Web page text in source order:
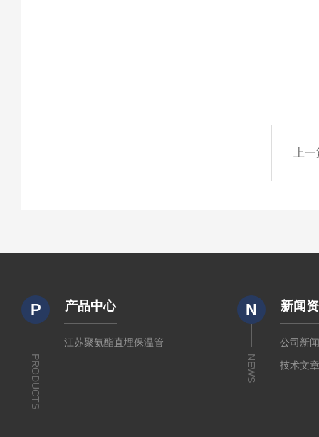
上
P
PRODUCTS
产品中心
江苏聚氨酯直埋保温管
N
NEWS
新闻
公司新
技术文